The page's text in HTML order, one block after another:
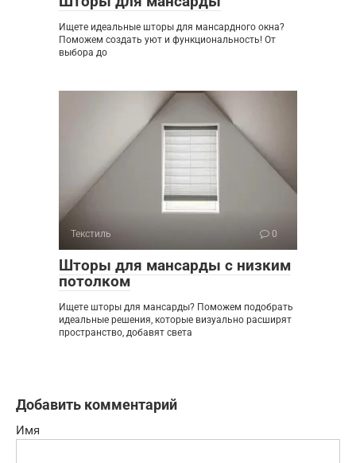
Ищете идеальные шторы для мансардного окна?
Поможем создать уют и функциональность! От
выбора до
Текстиль 0
Шторы для мансарды с низким
потолком
Ищете шторы для мансарды? Поможем подобрать
идеальные решения, которые визуально расширят
пространство, добавят света
Добавить комментарий
Имя